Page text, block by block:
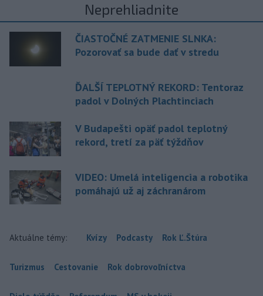
Neprehliadnite
ČIASTOČNÉ ZATMENIE SLNKA:
Pozorovať sa bude dať v stredu
ĎALŠÍ TEPLOTNÝ REKORD: Tentoraz
padol v Dolných Plachtinciach
V Budapešti opäť padol teplotný
rekord, tretí za päť týždňov
VIDEO: Umelá inteligencia a robotika
pomáhajú už aj záchranárom
Aktuálne témy: Kvízy Podcasty Rok Ľ.Štúra
Turizmus Cestovanie Rok dobrovoľníctva